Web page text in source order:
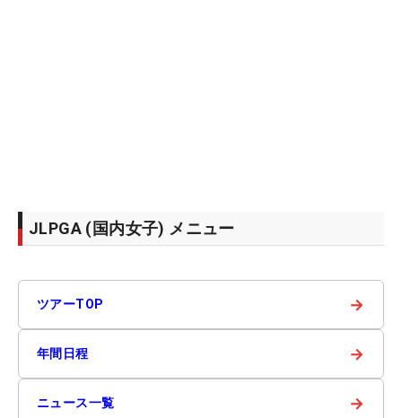
JLPGA (国内女子) メニュー
ツアーTOP →
年間日程 →
ニュース一覧 →